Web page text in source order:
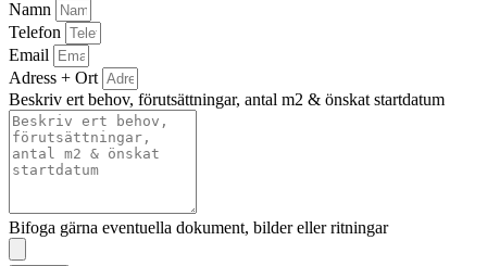
Namn
Telefon
Email
Adress + Ort
Beskriv ert behov, förutsättningar, antal m2 & önskat startdatum
Bifoga gärna eventuella dokument, bilder eller ritningar